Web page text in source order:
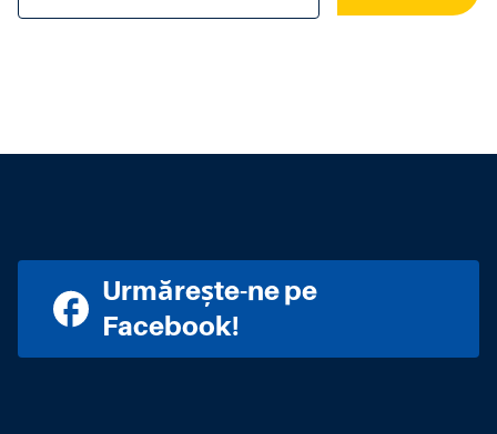
Urmărește-ne pe
Facebook!